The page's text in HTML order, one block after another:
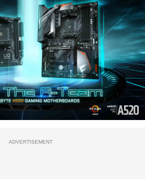
ADVERTISEMENT